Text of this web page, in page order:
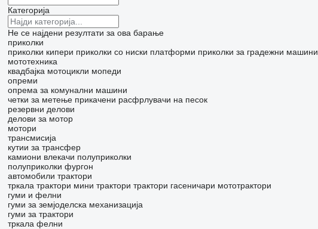
Категорија
Не се најдени резултати за ова барање
приколки
приколки кипери приколки со ниски платформи приколки за градежни машини
мототехника
квадбајка мотоцикли мопеди
опреми
опрема за комунални машини
четки за метење прикачени расфрлувачи на песок
резервни делови
делови за мотор
мотори
трансмисија
кутии за трансфер
камиони влекачи полуприколки
полуприколки фургон
автомобили трактори
тркала трактори мини трактори трактори гасеничари мототрактори
гуми и фелни
гуми за земјоделска механизација
гуми за трактори
тркала фелни